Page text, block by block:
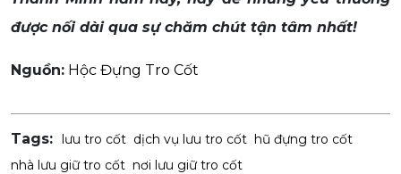
được nối dài qua sự chăm chút tận tâm nhất!
Nguồn: Hộc Đựng Tro Cốt
Tags: lưu tro cốt dịch vụ lưu tro cốt hũ đựng tro cốt
nhà lưu giữ tro cốt nơi lưu giữ tro cốt